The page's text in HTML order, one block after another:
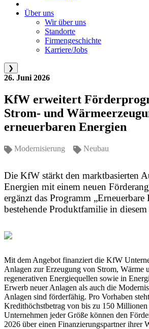
Über uns
Wir über uns
Standorte
Firmengeschichte
Karriere/Jobs
❯
26. Juni 2026
KfW erweitert
Strom- und
erneuerbaren Energien
Modernisierung Neubau
Die KfW stärkt den marktbasierten
Energien mit einem neuen
ergänzt das Programm
bestehende Produktfamilie in
Mit dem Angebot finanziert die KfW
Anlagen zur Erzeugung von Strom, Wärme
regenerativen Energiequellen sowie in
Erwerb neuer Anlagen als auch die
Anlagen sind förderfähig. Pro Vorhaben
Kredithöchstbetrag von bis zu 150
Unternehmen jeder Größe können den
2026 über einen Finanzierungspartner ihrer